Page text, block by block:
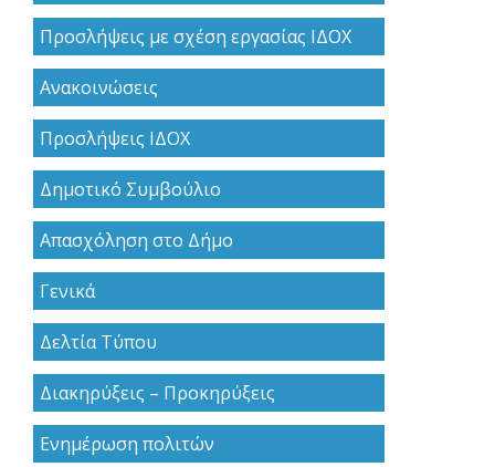
Προσλήψεις με σχέση εργασίας ΙΔΟΧ
Ανακoινώσεις
Προσλήψεις ΙΔΟΧ
Δημοτικό Συμβούλιο
Απασχόληση στο Δήμο
Γενικά
Δελτία Τύπου
Διακηρύξεις – Προκηρύξεις
Ενημέρωση πολιτών